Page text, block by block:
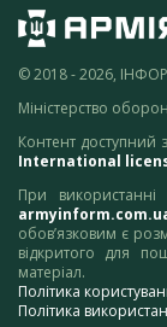
© 2018 - 2026,
Міністерство
Контент доступний
International
При
обов’язковим є
відкритого для
матеріал.
Політика
Політика